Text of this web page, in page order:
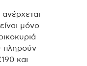
μόνο
πληρούν
και